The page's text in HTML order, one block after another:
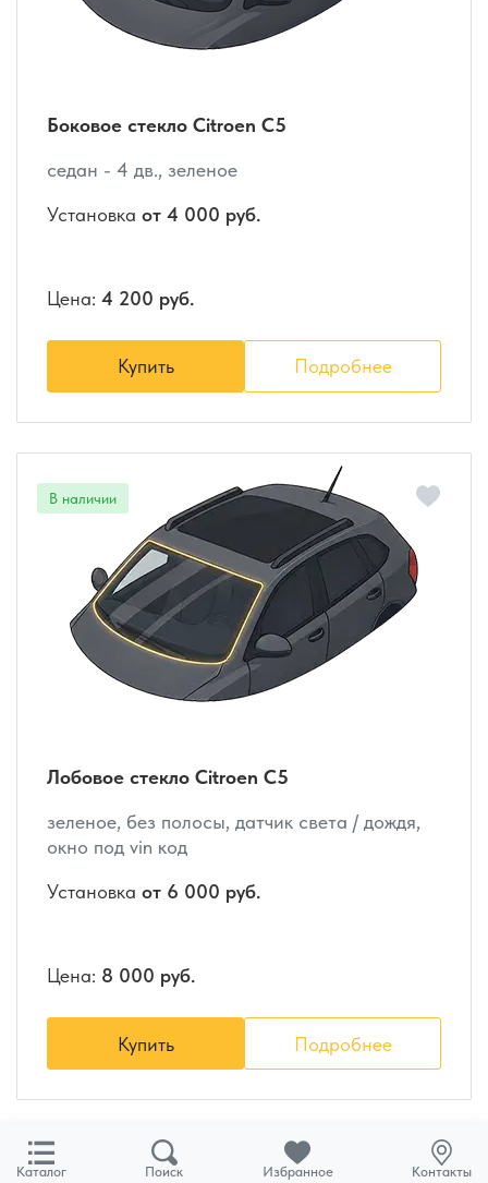
Каталог Поиск Избранное Контакты
Боковое стекло Citroen C5
седан - 4 дв., зеленое
Установка от 4 000 руб.
Цена: 4 200 руб.
Купить Подробнее
Лобовое стекло Citroen C5
зеленое, без полосы, датчик света / дождя,
окно под vin код
Установка от 6 000 руб.
Цена: 8 000 руб.
Купить Подробнее